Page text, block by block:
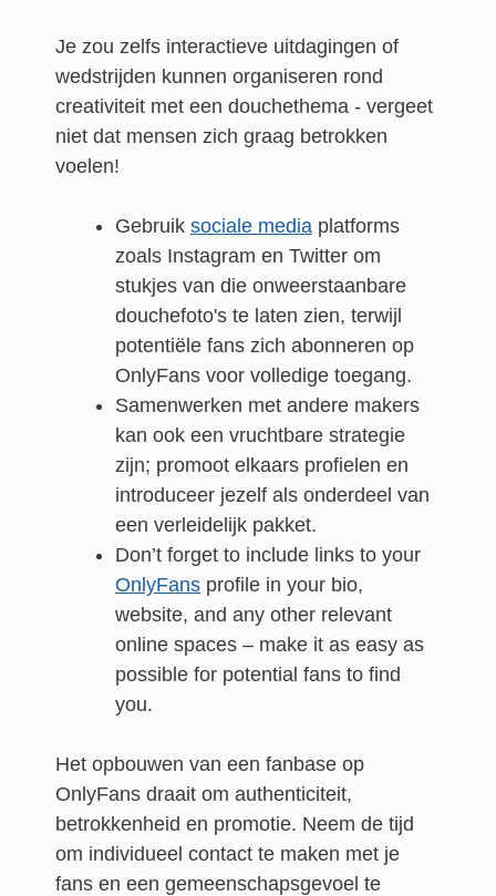
Je zou zelfs interactieve uitdagingen of
wedstrijden kunnen organiseren rond
creativiteit met een douchethema - vergeet
niet dat mensen zich graag betrokken
voelen!
Gebruik sociale media platforms
zoals Instagram en Twitter om
stukjes van die onweerstaanbare
douchefoto's te laten zien, terwijl
potentiële fans zich abonneren op
OnlyFans voor volledige toegang.
Samenwerken met andere makers
kan ook een vruchtbare strategie
zijn; promoot elkaars profielen en
introduceer jezelf als onderdeel van
een verleidelijk pakket.
Don’t forget to include links to your
OnlyFans profile in your bio,
website, and any other relevant
online spaces – make it as easy as
possible for potential fans to find
you.
Het opbouwen van een fanbase op
OnlyFans draait om authenticiteit,
betrokkenheid en promotie. Neem de tijd
om individueel contact te maken met je
fans en een gemeenschapsgevoel te